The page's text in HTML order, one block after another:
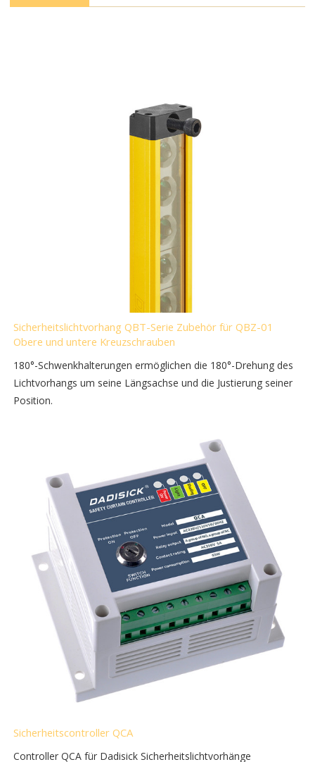
Sicherheitslichtvorhang QBT-Serie Zubehör für QBZ-01
Obere und untere Kreuzschrauben
180°-Schwenkhalterungen ermöglichen die 180°-Drehung des
Lichtvorhangs um seine Längsachse und die Justierung seiner
Position.
Sicherheitscontroller QCA
Controller QCA für Dadisick Sicherheitslichtvorhänge